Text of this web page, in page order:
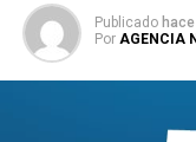
Publicado
Por AGENCIA